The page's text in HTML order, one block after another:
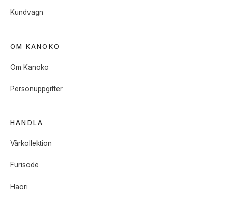
Kundvagn
OM KANOKO
Om Kanoko
Personuppgifter
HANDLA
Vårkollektion
Furisode
Haori